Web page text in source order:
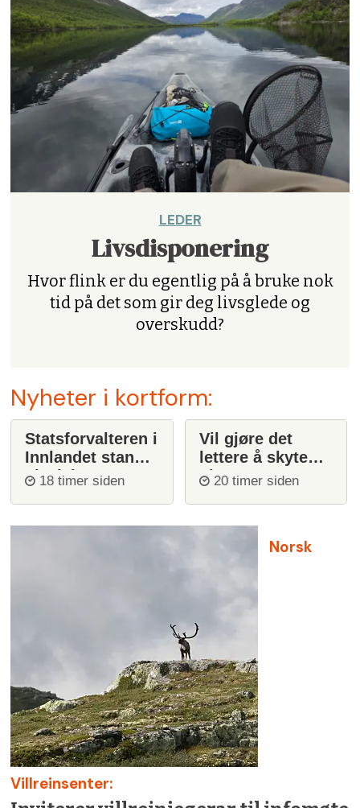
LEDER
Livsdisponering
Hvor flink er du egentlig på å bruke nok
tid på det som gir deg livsglede og
overskudd?
Nyheter i kortform:
Statsforvalteren i
Innlandet stanser
ulvejakt
18 timer siden
Vil gjøre det
lettere å skyte
ulv20 timer siden
Norsk
Villreinsenter: